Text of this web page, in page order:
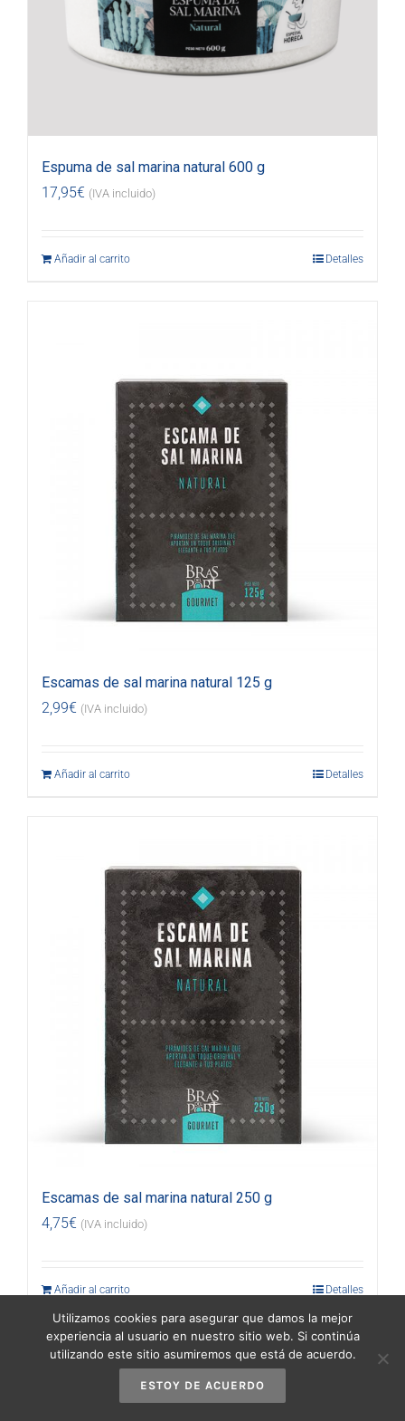
Espuma de sal marina natural 600 g
17,95€ (IVA incluido)
Añadir al carrito Detalles
Escamas de sal marina natural 125 g
2,99€ (IVA incluido)
Añadir al carrito Detalles
Escamas de sal marina natural 250 g
4,75€ (IVA incluido)
Añadir al carrito Detalles
Utilizamos cookies para asegurar que damos la mejor
experiencia al usuario en nuestro sitio web. Si continúa
utilizando este sitio asumiremos que está de acuerdo.
ESTOY DE ACUERDO